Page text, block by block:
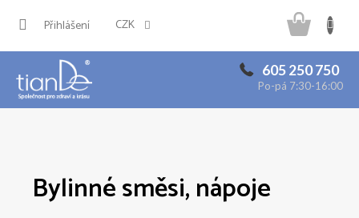
CZK
Přihlášení
605 250 750
Po-pá 7:30-16:00
košík
Bylinné směsi, nápoje